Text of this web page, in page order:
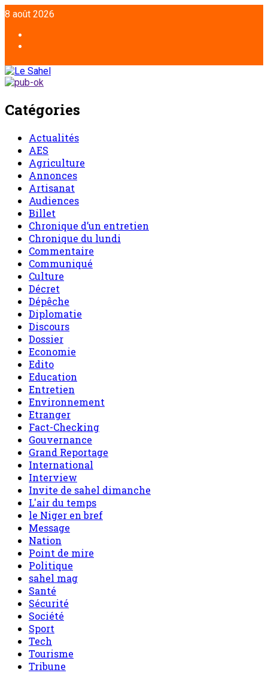
8 août 2026
Catégories
Actualités
AES
Agriculture
Annonces
Artisanat
Audiences
Billet
Chronique d’un entretien
Chronique du lundi
Commentaire
Communiqué
Culture
Décret
Dépêche
Diplomatie
Discours
Dossier
Economie
Edito
Education
Entretien
Environnement
Etranger
Fact-Checking
Gouvernance
Grand Reportage
International
Interview
Invite de sahel dimanche
L'air du temps
le Niger en bref
Message
Nation
Point de mire
Politique
sahel mag
Santé
Sécurité
Société
Sport
Tech
Tourisme
Tribune